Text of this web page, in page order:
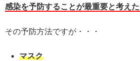
感染を予防することが最重要と考えた
その予防方法ですが・・・
マスク